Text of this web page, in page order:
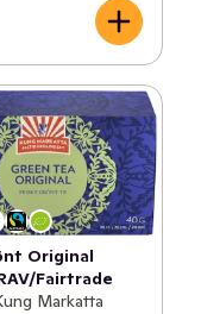
Original
Fairtrade
Markatta